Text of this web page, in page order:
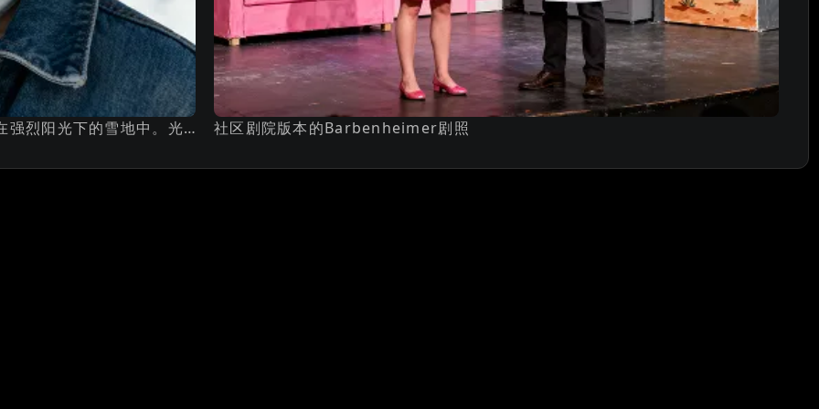
电影感特写：一位红发、雀斑、披散头发的女性，站在强烈阳光下的雪地中。光线在头发上形成高光，脸上投下柔和自然的阴影。背景为雪山和逐渐变淡的蓝色天空。她身穿牛仔夹克，绿色白色围巾系在脖子上。构图亲密，从侧面略偏拍摄，浅景深，带有温暖的胶片感，画面质感清晰丰富。 社区剧院版本的Barbenheimer剧照